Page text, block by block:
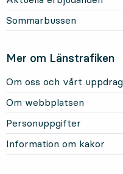
Sommarbussen
Mer om Länstrafiken
Om oss och vårt uppdrag
Om webbplatsen
Personuppgifter
Information om kakor